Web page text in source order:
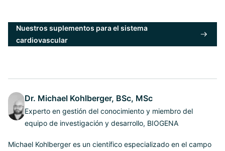
Nuestros suplementos para el sistema
cardiovascular
Dr. Michael Kohlberger, BSc, MSc
Experto en gestión del conocimiento y miembro del
equipo de investigación y desarrollo, BIOGENA
Michael Kohlberger es un científico especializado en el campo